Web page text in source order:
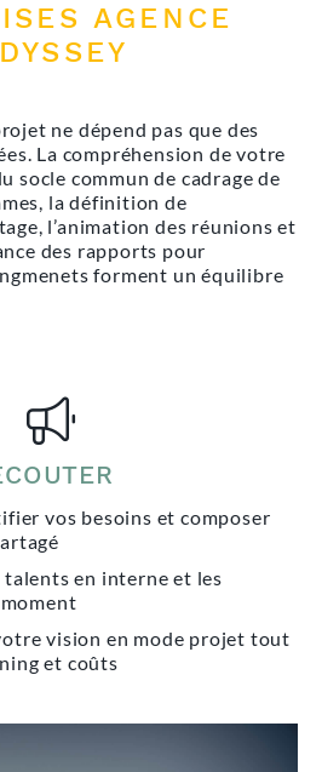
AGENCE
ne dépend pas que des
La compréhension de votre
socle commun de cadrage de
la définition de
l’animation des réunions et
des rapports pour
forment un équilibre
vos besoins et composer
en interne et les
vision en mode projet tout
et coûts